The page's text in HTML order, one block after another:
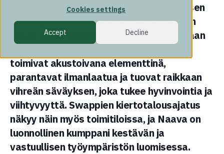
Cookies settings
Accept Decline
Naavan viherseinät luovat luonnonläheisen
ja viihtyisän tunnelman lounge-henkiseen
tilaan, jossa työntekijät kohtaavat toisiaan
toimivat akustoivana elementtinä,
parantavat ilmanlaatua ja tuovat raikkaan
vihreän säväyksen, joka tukee hyvinvointia ja
viihtyvyyttä. Swappien kiertotalousajatus
näkyy näin myös toimitiloissa, ja Naava on
luonnollinen kumppani kestävän ja
vastuullisen työympäristön luomisessa.